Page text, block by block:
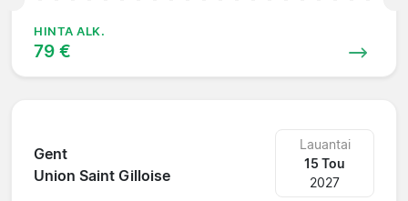
HINTA ALK.
79 €
Gent
Union Saint Gilloise
Lauantai
15 Tou
2027